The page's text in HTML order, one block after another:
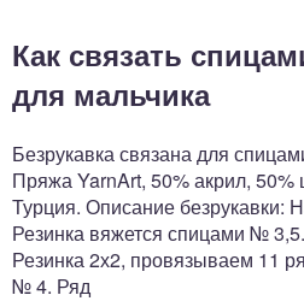
Как связать
для мальчика
Безрукавка связана для
Пряжа YarnArt, 50% акрил, 50%
Турция. Описание безрукавки:
Резинка вяжется спицами №
Резинка 2х2, провязываем 11
№ 4. Ряд